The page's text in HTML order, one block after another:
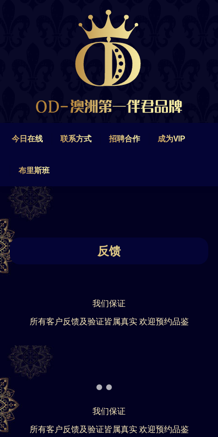
今日在线 联系方式 招聘合作 成为VIP
布里斯班
反馈
我们保证
所有客户反馈及验证皆属真实 欢迎预约品鉴
我们保证
所有客户反馈及验证皆属真实 欢迎预约品鉴
联系方式 招聘合作
布里斯班